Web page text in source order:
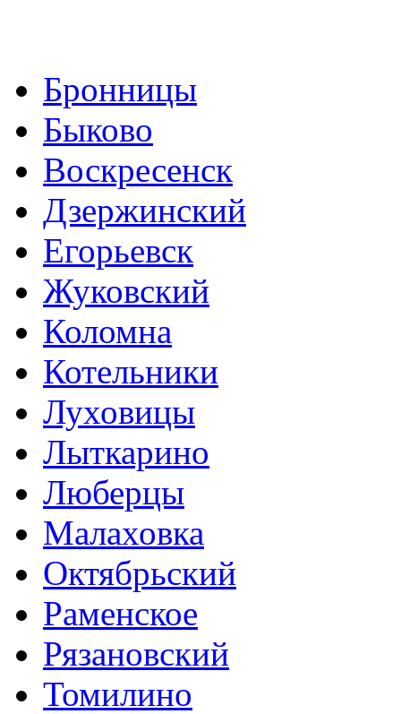
Бронницы
Быково
Воскресенск
Дзержинский
Егорьевск
Жуковский
Коломна
Котельники
Луховицы
Лыткарино
Люберцы
Малаховка
Октябрьский
Раменское
Рязановский
Томилино